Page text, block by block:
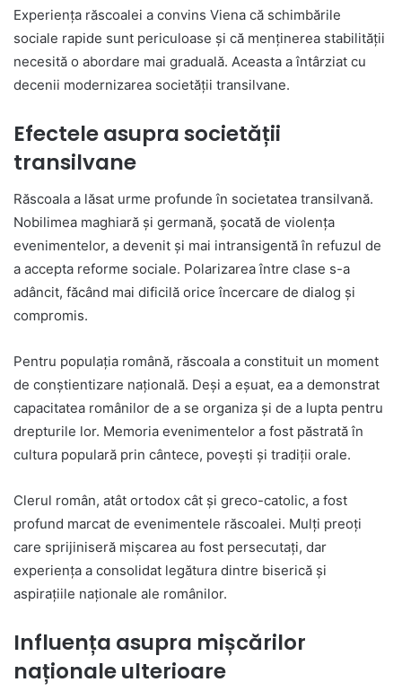
Experiența răscoalei a convins Viena că schimbările
sociale rapide sunt periculoase și că menținerea stabilității
necesită o abordare mai graduală. Aceasta a întârziat cu
decenii modernizarea societății transilvane.
Efectele asupra societății
transilvane
Răscoala a lăsat urme profunde în societatea transilvană.
Nobilimea maghiară și germană, șocată de violența
evenimentelor, a devenit și mai intransigentă în refuzul de
a accepta reforme sociale. Polarizarea între clase s-a
adâncit, făcând mai dificilă orice încercare de dialog și
compromis.
Pentru populația română, răscoala a constituit un moment
de conștientizare națională. Deși a eșuat, ea a demonstrat
capacitatea românilor de a se organiza și de a lupta pentru
drepturile lor. Memoria evenimentelor a fost păstrată în
cultura populară prin cântece, povești și tradiții orale.
Clerul român, atât ortodox cât și greco-catolic, a fost
profund marcat de evenimentele răscoalei. Mulți preoți
care sprijiniseră mișcarea au fost persecutați, dar
experiența a consolidat legătura dintre biserică și
aspirațiile naționale ale românilor.
Influența asupra mișcărilor
naționale ulterioare